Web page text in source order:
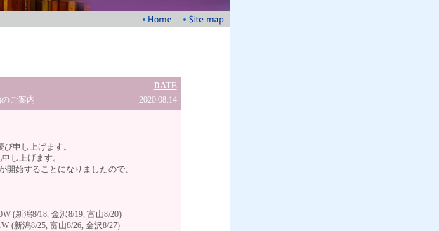
DATE
ご案内
2020.08.14
申し上げます。
し上げます。
開始することになりましたので、
(新潟8/18, 金沢8/19, 富山8/20)
(新潟8/25, 富山8/26, 金沢8/27)